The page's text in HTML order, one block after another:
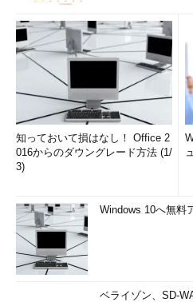
知っておいて損はなし！ Office 2
016からのダウングレード方法 (1/
3)
Windows 10へ無料
ベライゾン、SD-